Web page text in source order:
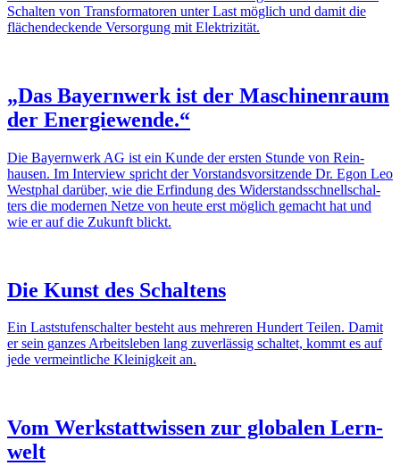
Schalten von Trans­for­ma­toren unter Last möglich und damit die
flächen­de­ckende Versor­gung mit Elek­tri­zität.
„Das Bayern­werk ist der Maschi­nen­raum
der Ener­gie­wende.“
Die Bayern­werk AG ist ein Kunde der ersten Stunde von Rein­
hausen. Im Inter­view spricht der Vorstands­vor­sit­zende Dr. Egon Leo
West­phal darüber, wie die Erfin­dung des Wider­stands­schnell­schal­
ters die modernen Netze von heute erst möglich gemacht hat und
wie er auf die Zukunft blickt.
Die Kunst des Schal­tens
Ein Last­stu­fen­schalter besteht aus mehreren Hundert Teilen. Damit
er sein ganzes Arbeits­leben lang zuver­lässig schaltet, kommt es auf
jede vermeint­liche Klei­nig­keit an.
Vom Werk­statt­wissen zur globalen Lern­
welt